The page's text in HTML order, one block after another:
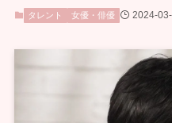
タレント 女優・俳優 2024-